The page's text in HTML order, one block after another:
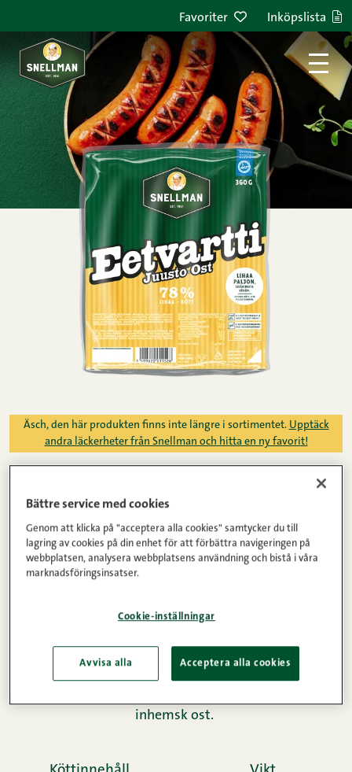
Favoriter Inköpslista
Äsch, den här produkten finns inte längre i sortimentet. Upptäck
andra läckerheter från Snellman och hitta en ny favorit!
eetvartti med ost
grillkorv 360 g
att förbättra, men vi försökte i alla fall. Från den
omtyckta Eetvartti utvecklade vi en korv för alla
ostälskare – Eetvartti med 10 procent ost. En saftig
inhemsk ost.
Bättre service med cookies
Genom att klicka på "acceptera alla cookies" samtycker du till
lagring av cookies på din enhet för att förbättra navigeringen på
webbplatsen, analysera webbplatsens användning och bistå i våra
marknadsföringsinsatser.
Cookie-inställningar
Avvisa alla Acceptera alla cookies